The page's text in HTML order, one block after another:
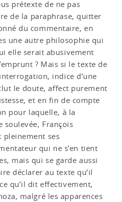
prétexte de ne pas
de la paraphrase, quitter
du commentaire, en
une autre philosophie qui
elle serait abusivement
? Mais si le texte de
indice d’une
le doute, affect purement
et en fin de compte
pour laquelle, à la
soulevée, François
pleinement ses
qui ne s’en tient
mais qui se garde aussi
déclarer au texte qu’il
qu’il dit effectivement,
malgré les apparences